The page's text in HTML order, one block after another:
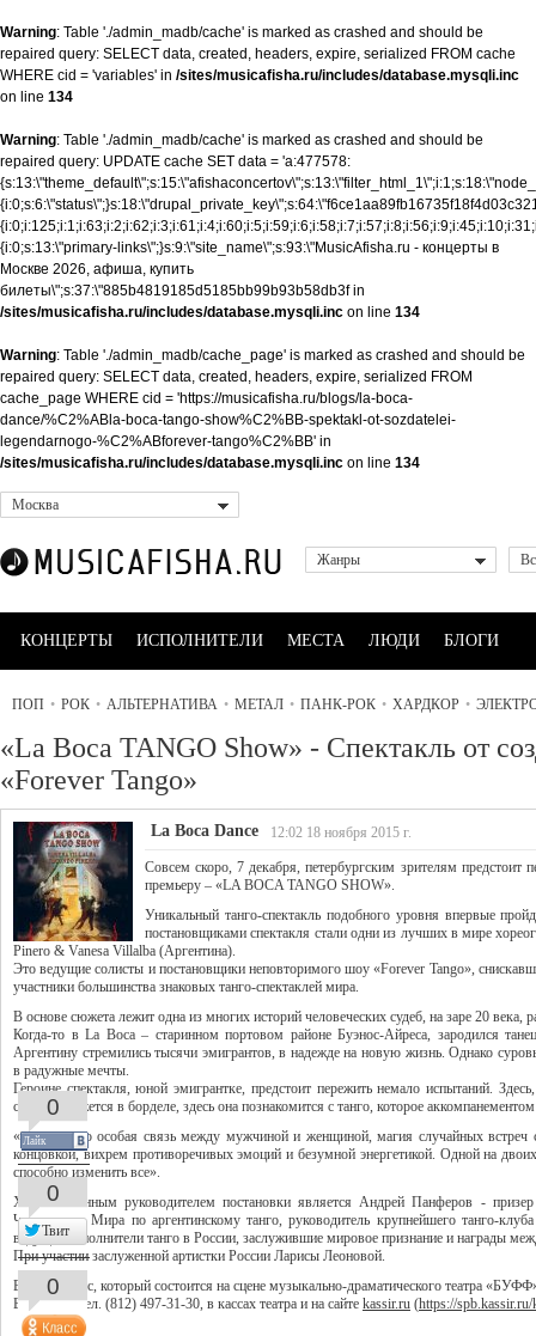
Warning: Table './admin_madb/cache' is marked as crashed and should be
repaired query: SELECT data, created, headers, expire, serialized FROM cache
WHERE cid = 'variables' in /sites/musicafisha.ru/includes/database.mysqli.inc
on line 134
Warning: Table './admin_madb/cache' is marked as crashed and should be
repaired query: UPDATE cache SET data = 'a:477578:
{i:0;s:13:\"primary-links\";}s:9:\"site_name\";s:93:\"MusicAfisha.ru - концерты в
Москве 2026, афиша, купить
билеты\";s:37:\"885b4819185d5185bb99b93b58db3f in
/sites/musicafisha.ru/includes/database.mysqli.inc on line 134
Warning: Table './admin_madb/cache_page' is marked as crashed and should be
repaired query: SELECT data, created, headers, expire, serialized FROM
cache_page WHERE cid = 'https://musicafisha.ru/blogs/la-boca-
dance/%C2%ABla-boca-tango-show%C2%BB-spektakl-ot-sozdatelei-
legendarnogo-%C2%ABforever-tango%C2%BB' in
/sites/musicafisha.ru/includes/database.mysqli.inc on line 134
Москва
Жанры
КОНЦЕРТЫ ИСПОЛНИТЕЛИ МЕСТА ЛЮДИ БЛОГИ
ПОП • РОК • АЛЬТЕРНАТИВА • МЕТАЛ • ПАНК-РОК • ХАРДКОР •
«La Boca TANGO Show» - Спектакль от
«Forever Tango»
La Boca Dance 12:02 18 ноября 2015 г.
Совсем скоро, 7 декабря, петербургским зрителям
премьеру – «LA BOCA TANGO SHOW».
Уникальный танго-спектакль подобного уровня впервые
постановщиками спектакля стали одни из лучших в мире
Pinero & Vanesa Villalba (Аргентина).
Это ведущие солисты и постановщики неповторимого шоу «Forever Tango»,
участники большинства знаковых танго-спектаклей мира.
В основе сюжета лежит одна из многих историй человеческих судеб, на заре 20 века,
Когда-то в La Boca – старинном портовом районе Буэнос-Айреса, зародился
Аргентину стремились тысячи эмигрантов, в надежде на новую жизнь. Однако
в радужные мечты.
Героине спектакля, юной эмигрантке, предстоит пережить немало испытаний.
судьбы окажется в борделе, здесь она познакомится с танго, которое
«Танго – это особая связь между мужчиной и женщиной, магия случайных встреч
концовкой, вихрем противоречивых эмоций и безумной энергетикой. Одной на
способно изменить все».
Художественным руководителем постановки является Андрей Панферов -
Чемпионата Мира по аргентинскому танго, руководитель крупнейшего танго-
ведущие исполнители танго в России, заслужившие мировое признание и награды
При участии заслуженной артистки России Ларисы Леоновой.
Всего 1 сеанс, который состоится на сцене музыкально-драматического театра
Билеты по тел. (812) 497-31-30, в кассах театра и на сайте kassir.ru (https://
0
Лайк
0
Твит
0